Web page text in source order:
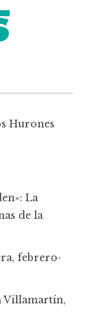
Hurones
La
de la
febrero-
Villamartín,